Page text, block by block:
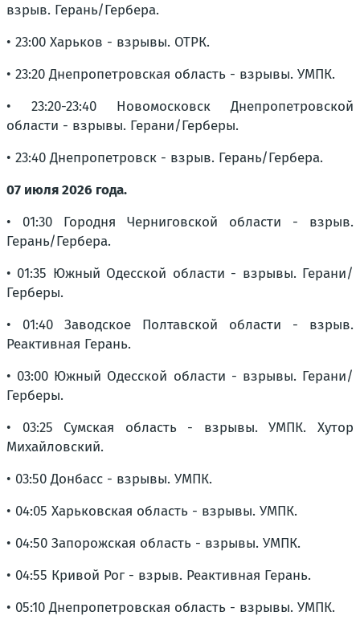
взрыв. Герань/Гербера.
• 23:00 Харьков - взрывы. ОТРК.
• 23:20 Днепропетровская область - взрывы. УМПК.
• 23:20-23:40 Новомосковск Днепропетровской
области - взрывы. Герани/Герберы.
• 23:40 Днепропетровск - взрыв. Герань/Гербера.
07 июля 2026 года.
• 01:30 Городня Черниговской области - взрыв.
Герань/Гербера.
• 01:35 Южный Одесской области - взрывы. Герани/
Герберы.
• 01:40 Заводское Полтавской области - взрыв.
Реактивная Герань.
• 03:00 Южный Одесской области - взрывы. Герани/
Герберы.
• 03:25 Сумская область - взрывы. УМПК. Хутор
Михайловский.
• 03:50 Донбасс - взрывы. УМПК.
• 04:05 Харьковская область - взрывы. УМПК.
• 04:50 Запорожская область - взрывы. УМПК.
• 04:55 Кривой Рог - взрыв. Реактивная Герань.
• 05:10 Днепропетровская область - взрывы. УМПК.